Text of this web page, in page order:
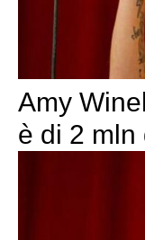
Amy
è di 2 mln